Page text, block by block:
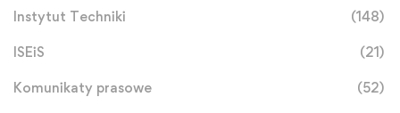
Instytut Techniki (148)
ISEiS (21)
Komunikaty prasowe (52)